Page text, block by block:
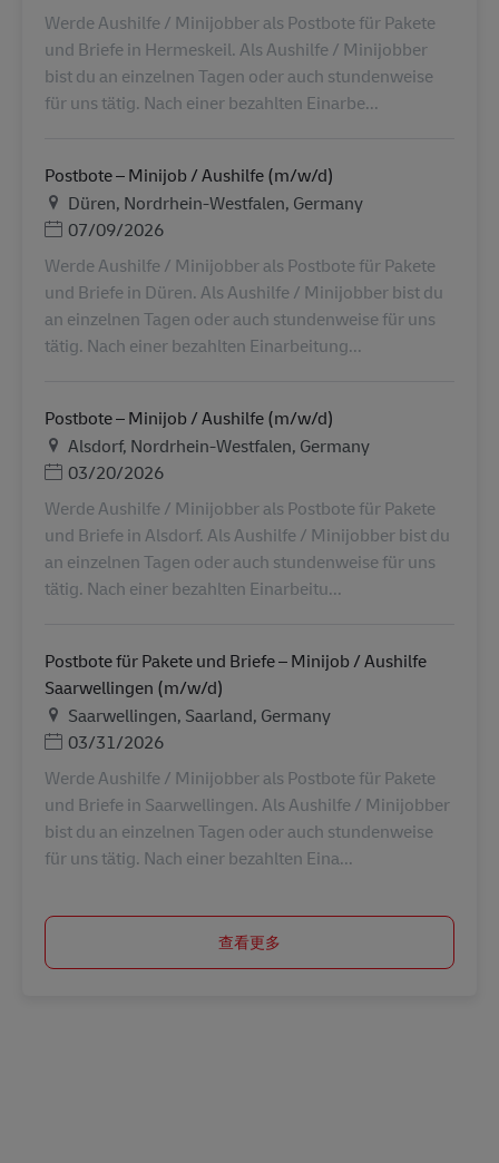
Werde Aushilfe / Minijobber als Postbote für Pakete
und Briefe in Hermeskeil. Als Aushilfe / Minijobber
bist du an einzelnen Tagen oder auch stundenweise
für uns tätig. Nach einer bezahlten Einarbe...
Postbote – Minijob / Aushilfe (m/w/d)
地点Düren, Nordrhein-Westfalen, Germany
Posted Date
07/09/2026
Werde Aushilfe / Minijobber als Postbote für Pakete
und Briefe in Düren. Als Aushilfe / Minijobber bist du
an einzelnen Tagen oder auch stundenweise für uns
tätig. Nach einer bezahlten Einarbeitung...
Postbote – Minijob / Aushilfe (m/w/d)
地点Alsdorf, Nordrhein-Westfalen, Germany
Posted Date
03/20/2026
Werde Aushilfe / Minijobber als Postbote für Pakete
und Briefe in Alsdorf. Als Aushilfe / Minijobber bist du
an einzelnen Tagen oder auch stundenweise für uns
tätig. Nach einer bezahlten Einarbeitu...
Postbote für Pakete und Briefe – Minijob / Aushilfe
Saarwellingen (m/w/d)
地点Saarwellingen, Saarland, Germany
Posted Date
03/31/2026
Werde Aushilfe / Minijobber als Postbote für Pakete
und Briefe in Saarwellingen. Als Aushilfe / Minijobber
bist du an einzelnen Tagen oder auch stundenweise
für uns tätig. Nach einer bezahlten Eina...
查看更多